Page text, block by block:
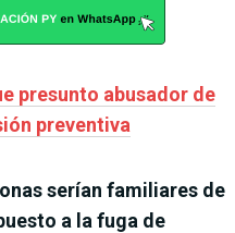
presunto abusador de
preventiva
serían familiares de
a la fuga de